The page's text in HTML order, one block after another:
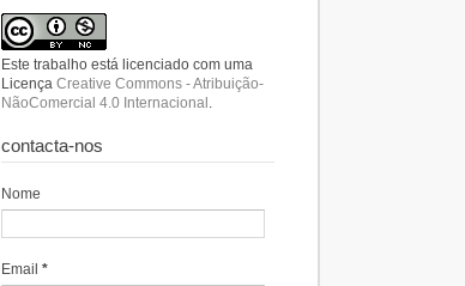
Este trabalho está licenciado com uma
Licença Creative Commons - Atribuição-
NãoComercial 4.0 Internacional .
contacta-nos
Nome
Email *